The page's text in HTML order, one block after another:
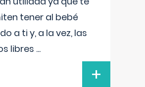
tener al bebé
a ti y, a la vez, las
libres ...
+